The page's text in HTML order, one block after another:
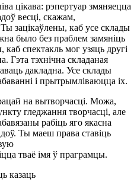
цікава: рэпертуар змяняецца
весці, скажам,
зацікаўлены, каб усе склады
было без праблем замяніць
спектакль мог узяць другі
Гэта тэхнічна складаная
дакладна. Усе склады
і прытрымліваюцца іх.
на вытворчасці. Можа,
гледжання творчасці, але
рабіць яго якасна
Ты маеш права ставіць
тваё імя ў праграмцы.
казаць